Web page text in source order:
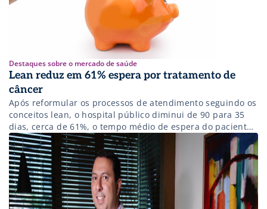
Destaques sobre o mercado de saúde
Lean reduz em 61% espera por tratamento de
câncer
Após reformular os processos de atendimento seguindo os
conceitos lean, o hospital público diminui de 90 para 35
dias, cerca de 61%, o tempo médio de espera do paciente
do cadastro até a cirurgia.